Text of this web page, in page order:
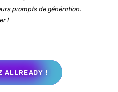
prompts de génération.
!
ALLREADY !